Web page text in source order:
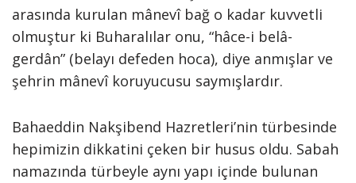
arasında kurulan mânevî bağ o kadar kuvvetli
olmuştur ki Buharalılar onu, “hâce-i belâ-
gerdân” (belayı defeden hoca), diye anmışlar ve
şehrin mânevî koruyucusu saymışlardır.
Bahaeddin Nakşibend Hazretleri’nin türbesinde
hepimizin dikkatini çeken bir husus oldu. Sabah
namazında türbeyle aynı yapı içinde bulunan